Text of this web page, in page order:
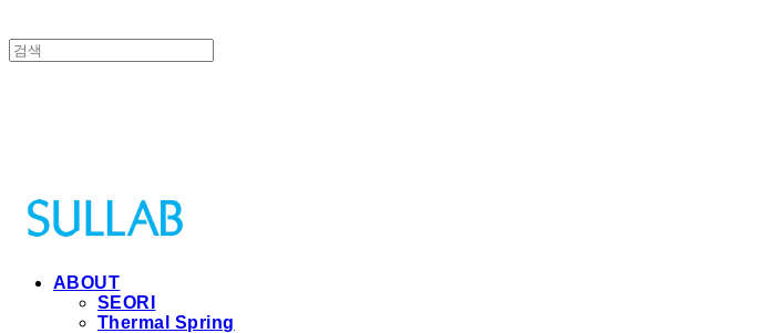
ABOUT
SEORI
Thermal Spring